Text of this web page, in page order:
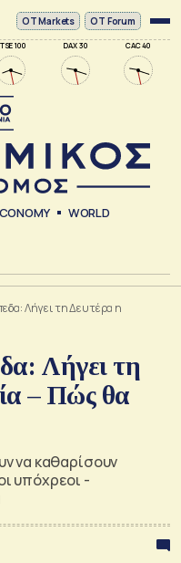
100 DAX 30 CAC 40
ΟΤ Markets OT Forum
WORLD
Λήγει τη Δευτέρα η
Λήγει τη
– Πώς θα
να καθαρίσουν
υπόχρεοι -